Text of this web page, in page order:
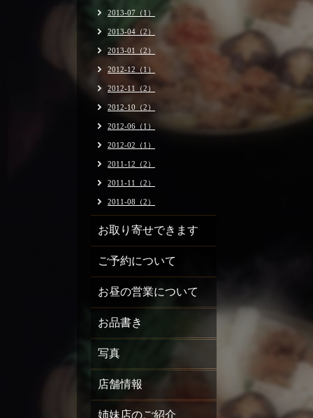
2013-07（1）
2013-04（2）
2013-01（2）
2012-12（1）
2012-11（2）
2012-10（2）
2012-06（1）
2012-02（1）
2011-12（2）
2011-11（2）
2011-08（2）
お取り寄せできます
ご予約について
お昼の営業について
お品書き
写真
店舗情報
姉妹店のご紹介